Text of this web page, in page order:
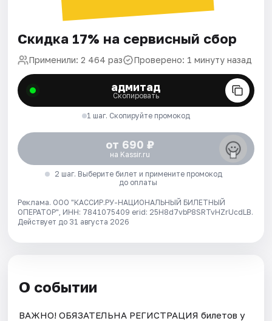
Скидка 17% на сервисный сбор
Применили: 2 464 раз Проверено: 1 минуту назад
адмитад
Скопировать
1 шаг. Скопируйте промокод
от 690 ₽
на Kassir.ru
2 шаг. Выберите билет и примените промокод
до оплаты
Реклама. ООО "КАССИР.РУ-НАЦИОНАЛЬНЫЙ БИЛЕТНЫЙ
ОПЕРАТОР", ИНН: 7841075409 erid: 25H8d7vbP8SRTvHZrUcdLB.
Действует до 31 августа 2026
О событии
ВАЖНО! ОБЯЗАТЕЛЬНА РЕГИСТРАЦИЯ билетов у